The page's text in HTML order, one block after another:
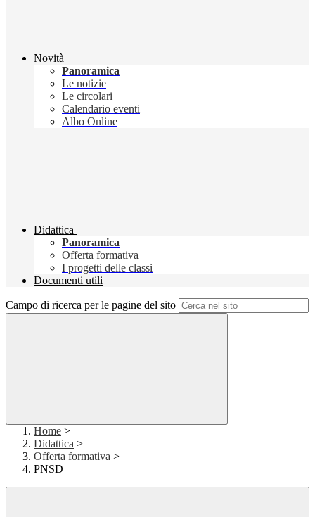
Novità
Panoramica
Le notizie
Le circolari
Calendario eventi
Albo Online
Didattica
Panoramica
Offerta formativa
I progetti delle classi
Documenti utili
Campo di ricerca per le pagine del sito
Home >
Didattica >
Offerta formativa >
PNSD